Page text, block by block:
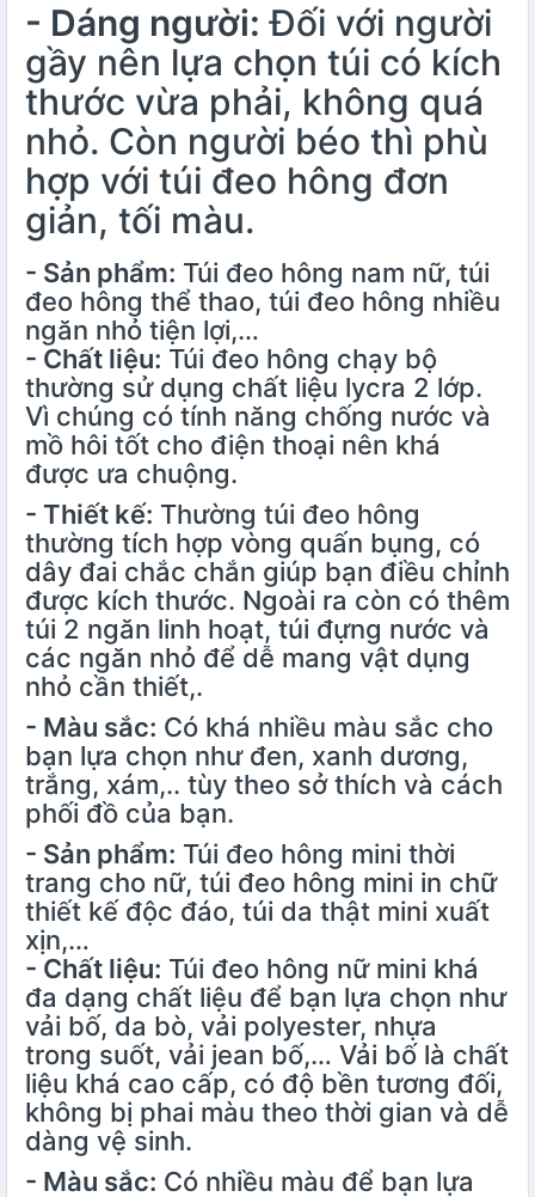
- Dáng người: Đối với người
gầy nên lựa chọn túi có kích
thước vừa phải, không quá
nhỏ. Còn người béo thì phù
hợp với túi đeo hông đơn
giản, tối màu.
- Sản phẩm: Túi đeo hông nam nữ, túi
đeo hông thể thao, túi đeo hông nhiều
ngăn nhỏ tiện lợi,…
- Chất liệu: Túi đeo hông chạy bộ
thường sử dụng chất liệu lycra 2 lớp.
Vì chúng có tính năng chống nước và
mồ hôi tốt cho điện thoại nên khá
được ưa chuộng.
- Thiết kế: Thường túi đeo hông
thường tích hợp vòng quấn bụng, có
dây đai chắc chắn giúp bạn điều chỉnh
được kích thước. Ngoài ra còn có thêm
túi 2 ngăn linh hoạt, túi đựng nước và
các ngăn nhỏ để dễ mang vật dụng
nhỏ cần thiết,.
- Màu sắc: Có khá nhiều màu sắc cho
bạn lựa chọn như đen, xanh dương,
trắng, xám,.. tùy theo sở thích và cách
phối đồ của bạn.
- Sản phẩm: Túi đeo hông mini thời
trang cho nữ, túi đeo hông mini in chữ
thiết kế độc đáo, túi da thật mini xuất
xịn,…
- Chất liệu: Túi đeo hông nữ mini khá
đa dạng chất liệu để bạn lựa chọn như
vải bố, da bò, vải polyester, nhựa
trong suốt, vải jean bố,… Vải bố là chất
liệu khá cao cấp, có độ bền tương đối,
không bị phai màu theo thời gian và dễ
dàng vệ sinh.
- Màu sắc: Có nhiều màu để bạn lựa